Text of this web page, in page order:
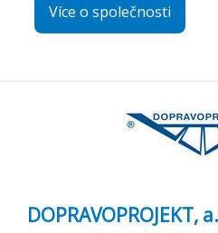
Více o společnosti
DOPRAVOPROJEKT,